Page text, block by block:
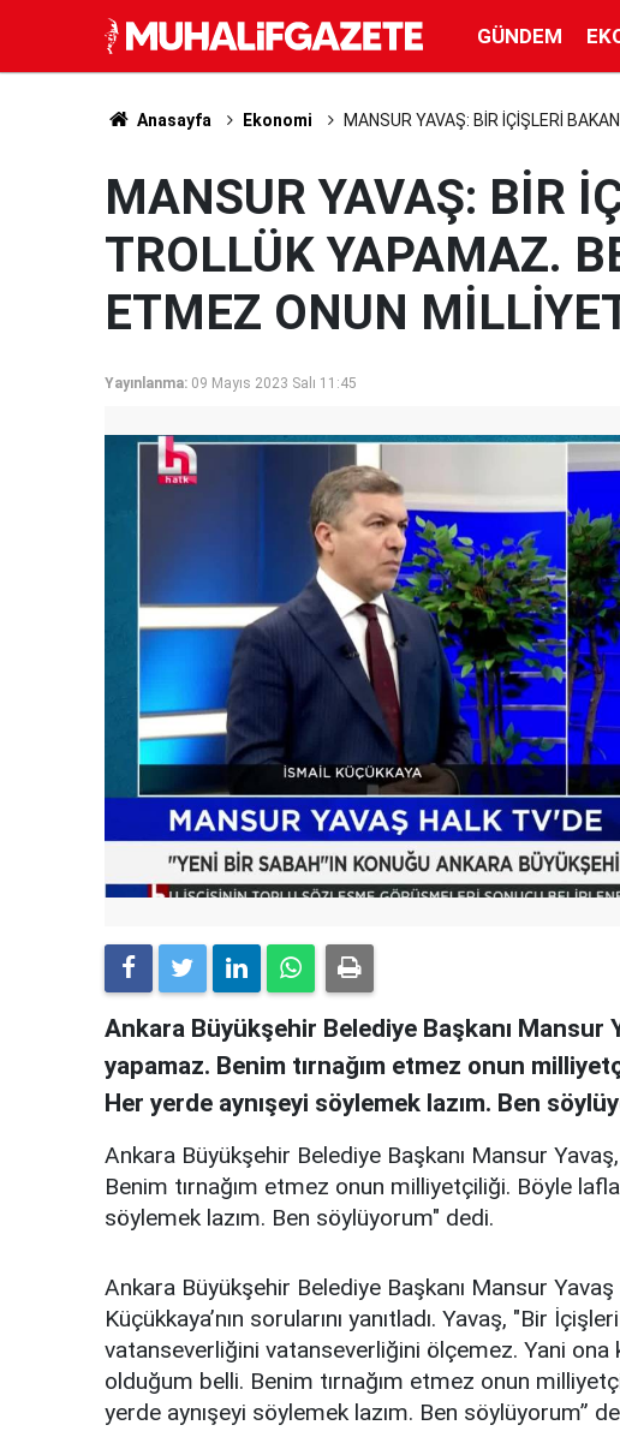
GÜNDEM
Anasayfa Ekonomi MANSUR YAVAŞ: BİR İÇİŞLERİ
MANSUR YAVAŞ: BİR
TROLLÜK YAPAMAZ.
ETMEZ ONUN
Yayınlanma: 09 Mayıs 2023 Salı 11:45
Ankara Büyükşehir Belediye Başkanı Mansur
yapamaz. Benim tırnağım etmez onun
Her yerde aynışeyi söylemek lazım. Ben
Ankara Büyükşehir Belediye Başkanı Mansur
Benim tırnağım etmez onun milliyetçiliği. Böyle
söylemek lazım. Ben söylüyorum" dedi.
Ankara Büyükşehir Belediye Başkanı Mansur
Küçükkaya’nın sorularını yanıtladı. Yavaş, "Bir
vatanseverliğini vatanseverliğini ölçemez. Yani
olduğum belli. Benim tırnağım etmez onun
yerde aynışeyi söylemek lazım. Ben söylüyorum”